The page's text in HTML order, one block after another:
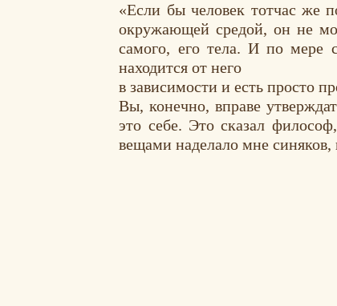
«Если бы человек тотчас же
окружающей средой, он не
самого, его тела. И по мере
находится от него
в зависимости и есть просто
Вы, конечно, вправе
это себе. Это сказал
вещами наделало мне